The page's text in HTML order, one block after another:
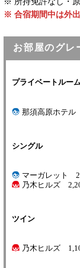
※ 合宿期間中は外出
お部屋のグレ
プライベートルー
那須高原ホテル
シングル
マーガレット
乃木ヒルズ
ツイン
乃木ヒルズ